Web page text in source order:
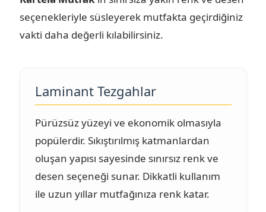
seçenekleriyle süsleyerek mutfakta geçirdiğiniz
vakti daha değerli kılabilirsiniz.
Laminant Tezgahlar
Pürüzsüz yüzeyi ve ekonomik olmasıyla
popülerdir. Sıkıştırılmış katmanlardan
oluşan yapısı sayesinde sınırsız renk ve
desen seçeneği sunar. Dikkatli kullanım
ile uzun yıllar mutfağınıza renk katar.